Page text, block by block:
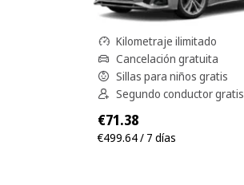
Kilometraje ilimitado
Cancelación gratuita
Sillas para niños gratis
Segundo conductor gratis
€71.38
€499.64 / 7 días